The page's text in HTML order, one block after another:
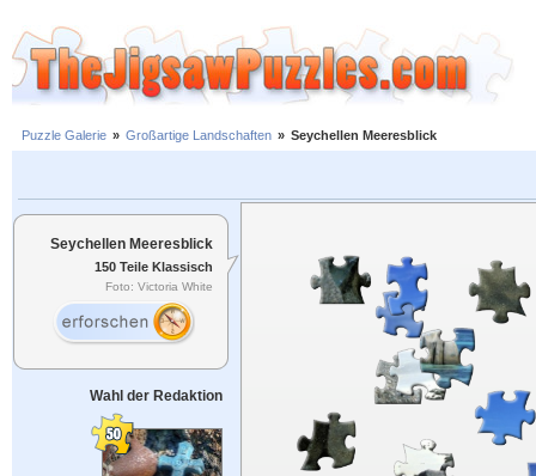
Puzzle Galerie » Großartige Landschaften » Seychellen Meeresblick
Seychellen Meeresblick
150 Teile Klassisch
Foto: Victoria White
Wahl der Redaktion